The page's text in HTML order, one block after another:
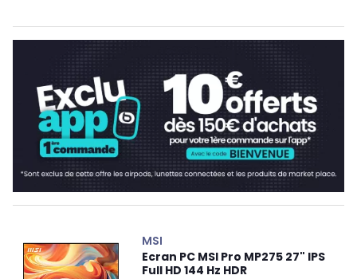
MSI
Ecran PC MSI Pro MP275 27" IPS
Full HD 144 Hz HDR